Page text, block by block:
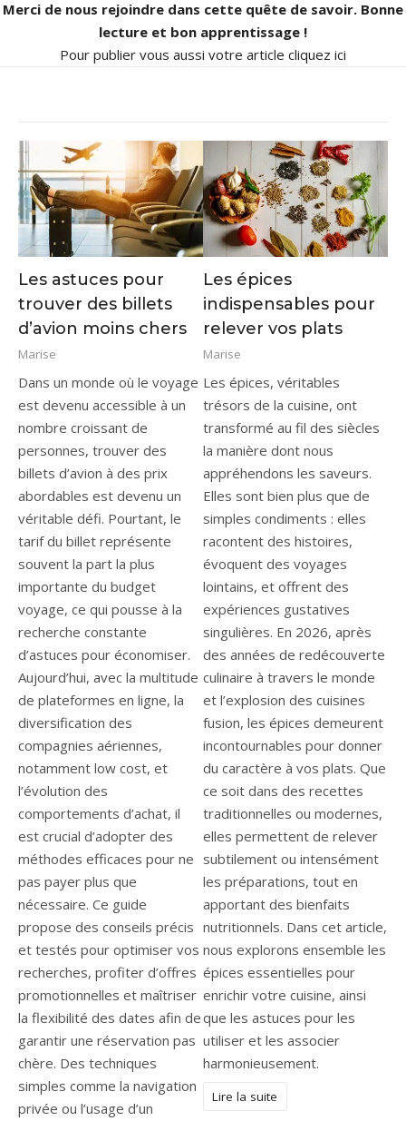
Merci de nous rejoindre dans cette quête de savoir. Bonne
lecture et bon apprentissage !
Pour publier vous aussi votre article cliquez ici
Les astuces pour
trouver des billets
d’avion moins chers
Marise
Dans un monde où le voyage
est devenu accessible à un
nombre croissant de
personnes, trouver des
billets d’avion à des prix
abordables est devenu un
véritable défi. Pourtant, le
tarif du billet représente
souvent la part la plus
importante du budget
voyage, ce qui pousse à la
recherche constante
d’astuces pour économiser.
Aujourd’hui, avec la multitude
de plateformes en ligne, la
diversification des
compagnies aériennes,
notamment low cost, et
l’évolution des
comportements d’achat, il
est crucial d’adopter des
méthodes efficaces pour ne
pas payer plus que
nécessaire. Ce guide
propose des conseils précis
et testés pour optimiser vos
recherches, profiter d’offres
promotionnelles et maîtriser
la flexibilité des dates afin de
garantir une réservation pas
chère. Des techniques
simples comme la navigation
privée ou l’usage d’un
Les épices
indispensables pour
relever vos plats
Marise
Les épices, véritables
trésors de la cuisine, ont
transformé au fil des siècles
la manière dont nous
appréhendons les saveurs.
Elles sont bien plus que de
simples condiments : elles
racontent des histoires,
évoquent des voyages
lointains, et offrent des
expériences gustatives
singulières. En 2026, après
des années de redécouverte
culinaire à travers le monde
et l’explosion des cuisines
fusion, les épices demeurent
incontournables pour donner
du caractère à vos plats. Que
ce soit dans des recettes
traditionnelles ou modernes,
elles permettent de relever
subtilement ou intensément
les préparations, tout en
apportant des bienfaits
nutritionnels. Dans cet article,
nous explorons ensemble les
épices essentielles pour
enrichir votre cuisine, ainsi
que les astuces pour les
utiliser et les associer
harmonieusement.
Lire la suite